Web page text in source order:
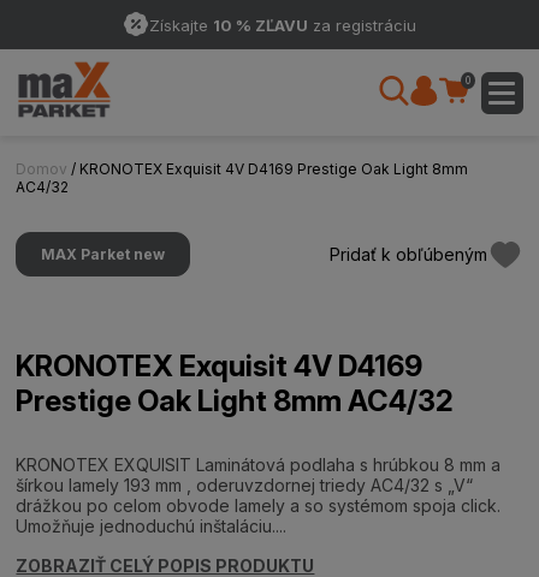
Získajte 10 % ZĽAVU za registráciu
0
Domov / KRONOTEX Exquisit 4V D4169 Prestige Oak Light 8mm
AC4/32
MAX Parket new Pridať k obľúbeným
KRONOTEX Exquisit 4V D4169
Prestige Oak Light 8mm AC4/32
KRONOTEX EXQUISIT Laminátová podlaha s hrúbkou 8 mm a
šírkou lamely 193 mm , oderuvzdornej triedy AC4/32 s „V“
drážkou po celom obvode lamely a so systémom spoja click.
Umožňuje jednoduchú inštaláciu....
ZOBRAZIŤ CELÝ POPIS PRODUKTU